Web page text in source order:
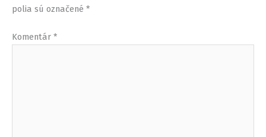
polia sú označené *
Komentár *